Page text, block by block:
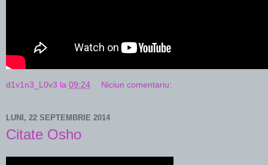
d1v1n3_L0v3 la 09:24 Niciun comentariu:
LUNI, 22 SEPTEMBRIE 2014
Citate Osho